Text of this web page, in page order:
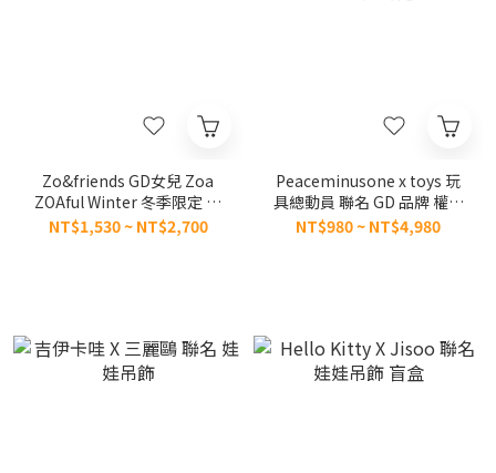
Zo&friends GD女兒 Zoa
ZOAful Winter 冬季限定 權
志龍
NT$1,530 ~ NT$2,700
Peaceminusone x toys 玩
具總動員 聯名 GD 品牌 權志
龍 限定周邊
NT$980 ~ NT$4,980